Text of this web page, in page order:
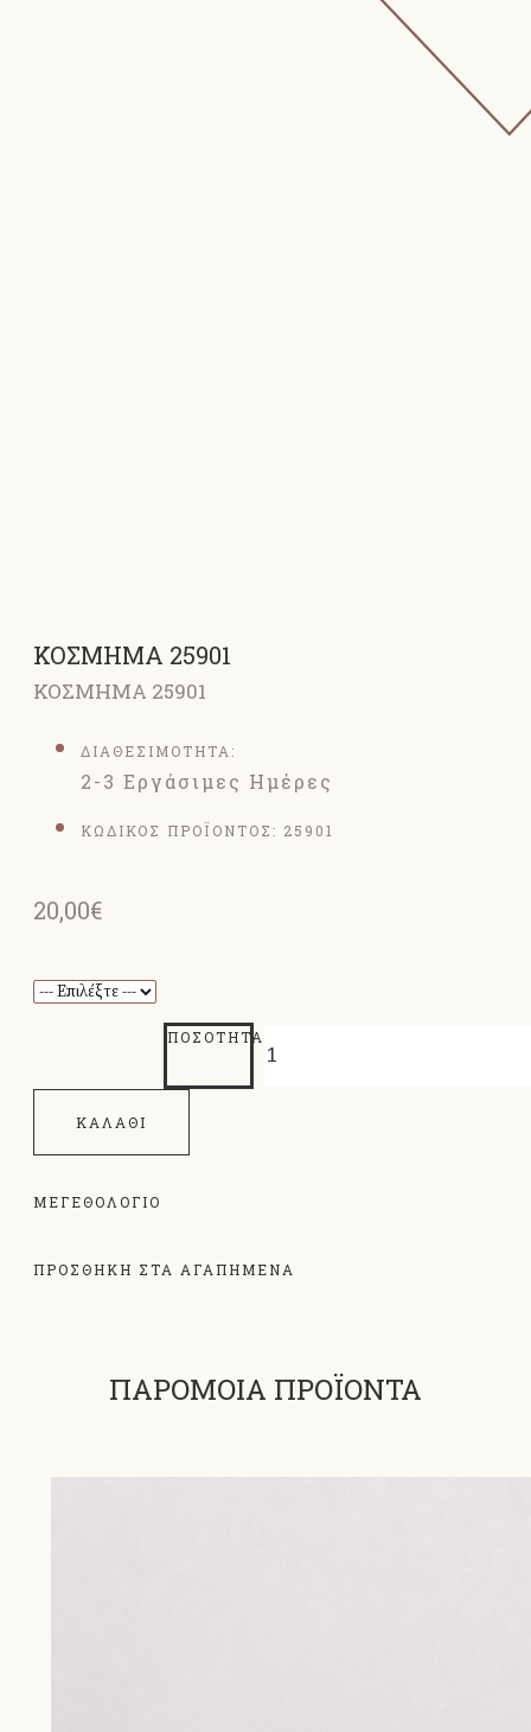
ΚΟΣΜΗΜΑ 25901
ΚΟΣΜΗΜΑ 25901
ΔΙΑΘΕΣΙΜΟΤΗΤΑ:
2-3 Εργάσιμες Ημέρες
ΚΩΔΙΚΟΣ ΠΡΟΪΟΝΤΟΣ: 25901
20,00€
ΠΟΣΌΤΗΤΑ
ΚΑΛΆΘΙ
ΜΕΓΕΘΟΛΌΓΙΟ
ΠΡΟΣΘΗΚΗ ΣΤΑ ΑΓΑΠΗΜΕΝΑ
ΠΑΡΟΜΟΙΑ ΠΡΟΪΟΝΤΑ